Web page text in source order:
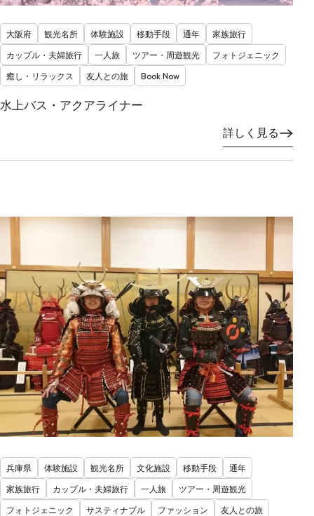
大阪府 観光名所 体験施設 移動手段 通年
家族旅行
カップル・夫婦旅行
一人旅 ツアー・周遊観光
フォトジェニック
癒し・リラックス
友人との旅 Book Now
水上バス・アクアライナー
詳しく見る
兵庫県 体験施設 観光名所 文化施設 移動手段
通年
家族旅行
カップル・夫婦旅行 一人旅
ツアー・周遊観光
フォトジェニック
サスティナブル ファッション 友人との旅